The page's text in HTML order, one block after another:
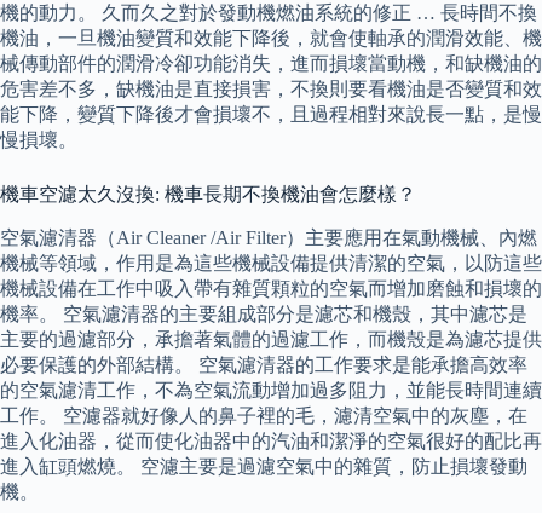
機的動力。 久而久之對於發動機燃油系統的修正 … 長時間不換
機油，一旦機油變質和效能下降後，就會使軸承的潤滑效能、機
械傳動部件的潤滑冷卻功能消失，進而損壞當動機，和缺機油的
危害差不多，缺機油是直接損害，不換則要看機油是否變質和效
能下降，變質下降後才會損壞不，且過程相對來說長一點，是慢
慢損壞。
機車空濾太久沒換: 機車長期不換機油會怎麼樣？
空氣濾清器（Air Cleaner /Air Filter）主要應用在氣動機械、內燃
機械等領域，作用是為這些機械設備提供清潔的空氣，以防這些
機械設備在工作中吸入帶有雜質顆粒的空氣而增加磨蝕和損壞的
機率。 空氣濾清器的主要組成部分是濾芯和機殼，其中濾芯是
主要的過濾部分，承擔著氣體的過濾工作，而機殼是為濾芯提供
必要保護的外部結構。 空氣濾清器的工作要求是能承擔高效率
的空氣濾清工作，不為空氣流動增加過多阻力，並能長時間連續
工作。 空濾器就好像人的鼻子裡的毛，濾清空氣中的灰塵，在
進入化油器，從而使化油器中的汽油和潔淨的空氣很好的配比再
進入缸頭燃燒。 空濾主要是過濾空氣中的雜質，防止損壞發動
機。